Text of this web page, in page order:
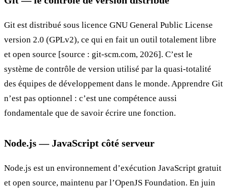
Git est distribué sous licence GNU General Public License
version 2.0 (GPLv2), ce qui en fait un outil totalement libre
et open source [source : git-scm.com, 2026]. C’est le
système de contrôle de version utilisé par la quasi-totalité
des équipes de développement dans le monde. Apprendre Git
n’est pas optionnel : c’est une compétence aussi
fondamentale que de savoir écrire une fonction.
Node.js — JavaScript côté serveur
Node.js est un environnement d’exécution JavaScript gratuit
et open source, maintenu par l’OpenJS Foundation. En juin